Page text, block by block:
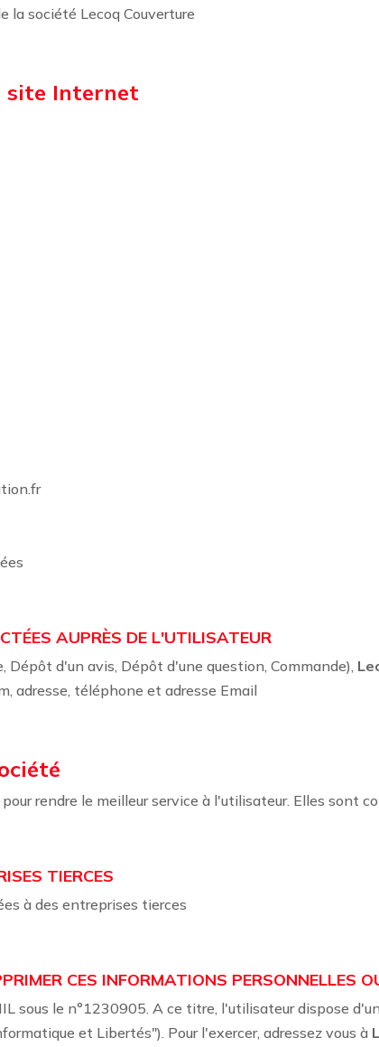
la société Lecoq Couverture
site Internet
AUPRÈS DE L'UTILISATEUR
Dépôt d'un avis, Dépôt d'une question, Commande),
adresse, téléphone et adresse Email
rendre le meilleur service à l'utilisateur. Elles sont
TIERCES
à des entreprises tierces
CES INFORMATIONS PERSONNELLES
sous le n°1230905. A ce titre, l'utilisateur dispose
et Libertés"). Pour l'exercer, adressez vous à